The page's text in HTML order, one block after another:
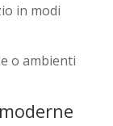
in modi
o ambienti